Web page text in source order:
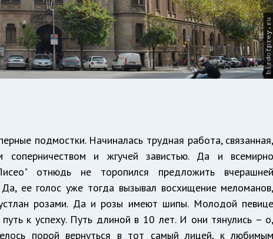
подмостки. Начиналась трудная работа,
соперничеством и жгучей завистью. Да и
отнюдь не торопился предложить
ее голос уже тогда вызывал восхищение
розами. Да и розы имеют шипы. Молодой
к успеху. Путь длиной в 10 лет. И они тянулись –
порой вернуться в тот самый лицей, к